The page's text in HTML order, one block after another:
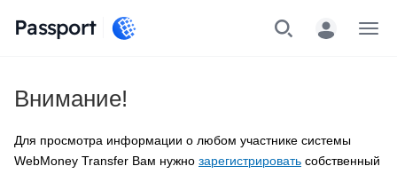
Passport
Внимание!
Для просмотра информации о любом участнике системы
WebMoney Transfer Вам нужно зарегистрировать собственный